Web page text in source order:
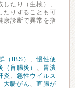
たり（生検）、
たりすることも可
康診断で異常を指
（IBS） 、慢性便
（盲腸炎） 、 胃潰
炎 、 急性ウイルス
大腸がん 、直腸が